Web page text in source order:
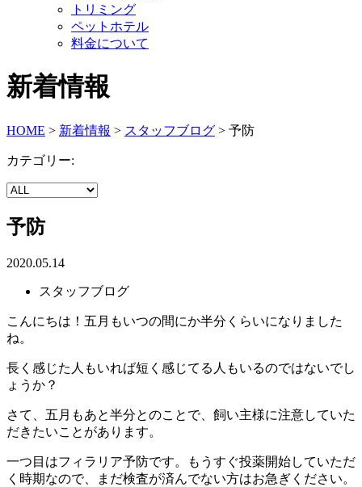
トリミング
ペットホテル
料金について
新着情報
HOME > 新着情報 > スタッフブログ > 予防
カテゴリー:
予防
2020.05.14
スタッフブログ
こんにちは！五月もいつの間にか半分くらいになりました
ね。
長く感じた人もいれば短く感じてる人もいるのではないでし
ょうか？
さて、五月もあと半分とのことで、飼い主様に注意していた
だきたいことがあります。
一つ目はフィラリア予防です。もうすぐ投薬開始していただ
く時期なので、まだ検査が済んでない方はお急ぎください。